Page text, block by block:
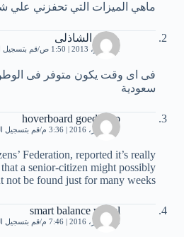
ماهي الميزات التي تحفزني علي
محمد الشاذلى
1 نوفمبر، 2013 | 1:50 ص قم بتسجيل
فى اى وقت يكون متوفر فى
سعودية
hoverboard goedkoop
17 أكتوبر، 2016 | 3:36 م قم بتسجيل
Federation, reported it’s really
a senior-citizen might possibly
not be found just for many weeks.
smart balance wheel
18 أكتوبر، 2016 | 7:46 م قم بتسجيل